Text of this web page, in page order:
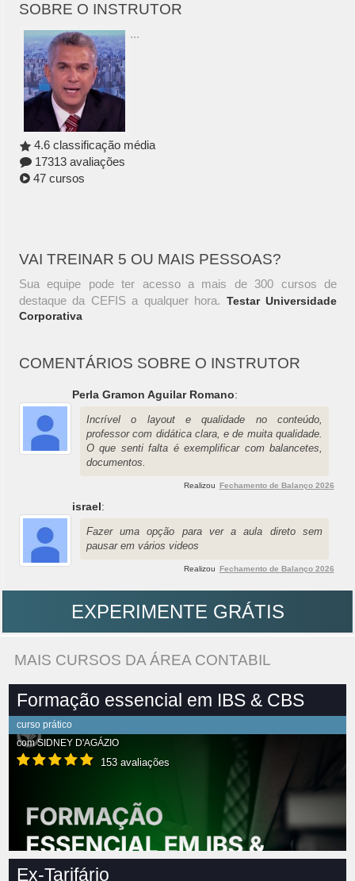
SOBRE O INSTRUTOR
...
4.6 classificação média
17313 avaliações
47 cursos
VAI TREINAR 5 OU MAIS PESSOAS?
Sua equipe pode ter acesso a mais de 300 cursos de
destaque da CEFIS a qualquer hora. Testar Universidade
Corporativa
COMENTÁRIOS SOBRE O INSTRUTOR
Perla Gramon Aguilar Romano:
Incrível o layout e qualidade no conteúdo,
professor com didática clara, e de muita qualidade.
O que senti falta é exemplificar com balancetes,
documentos.
Realizou Fechamento de Balanço 2026
israel:
Fazer uma opção para ver a aula direto sem
pausar em vários videos
Realizou Fechamento de Balanço 2026
EXPERIMENTE GRÁTIS
MAIS CURSOS DA ÁREA CONTABIL
Formação essencial em IBS & CBS
curso prático
comSIDNEY D'AGÁZIO
153 avaliações
Ex-Tarifário